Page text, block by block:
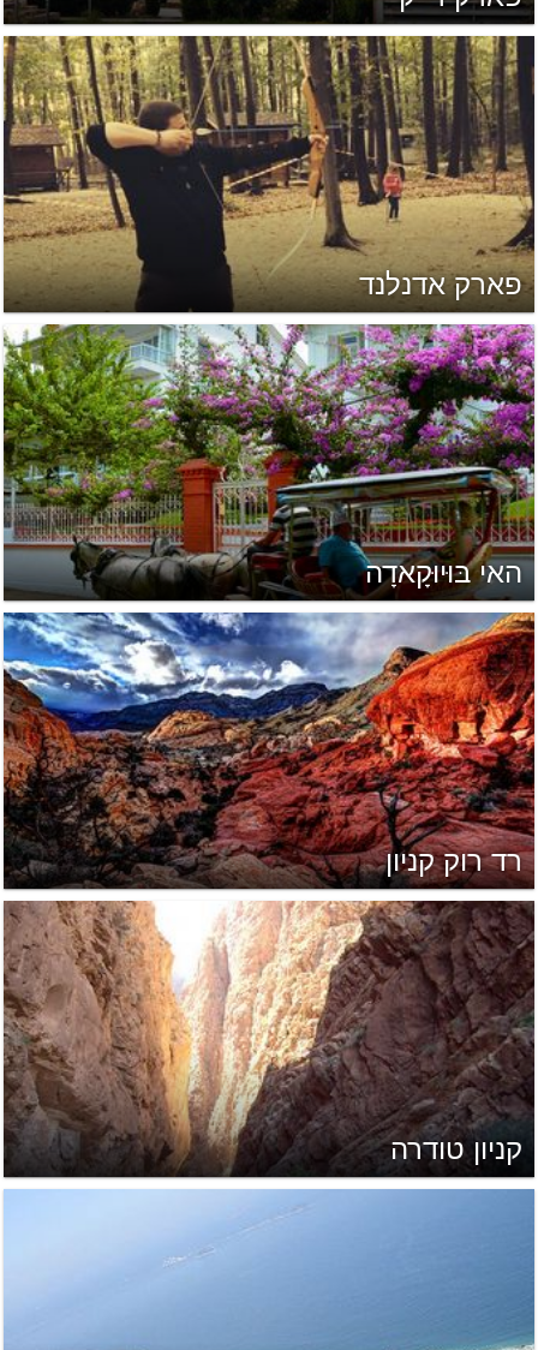
פארק אדנלנד
האי בּוּיוּקָאדָה
רד רוק קניון
קניון טודרה